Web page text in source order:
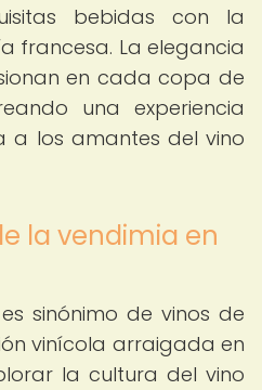
bebidas con la
francesa. La elegancia
en cada copa de
una experiencia
a los amantes del vino
la vendimia en
sinónimo de vinos de
vinícola arraigada en
la cultura del vino